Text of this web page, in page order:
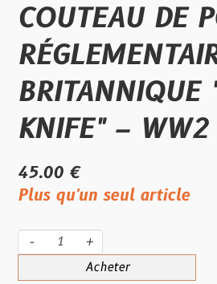
COUTEAU DE
BRITANNIQUE
KNIFE" –
45.00 €
Plus qu'un seul article
- +
Acheter